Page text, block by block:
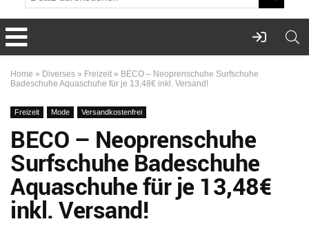
Home » Diverses » Freizeit » BECO – Neoprenschuhe Surfschuhe
Badeschuhe Aquaschuhe für je 13,48€ inkl. Versand!
Freizeit Mode Versandkostenfrei
BECO – Neoprenschuhe
Surfschuhe Badeschuhe
Aquaschuhe für je 13,48€
inkl. Versand!